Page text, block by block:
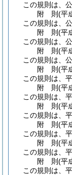
この規則は、
附 則(平
この規則は、
附 則(平
この規則は、
附 則(平
この規則は、
附 則(平
この規則は、
附 則(平
この規則は、
附 則(平
この規則は、
附 則(平
この規則は、
附 則(平
この規則は、
附 則(平
この規則は、